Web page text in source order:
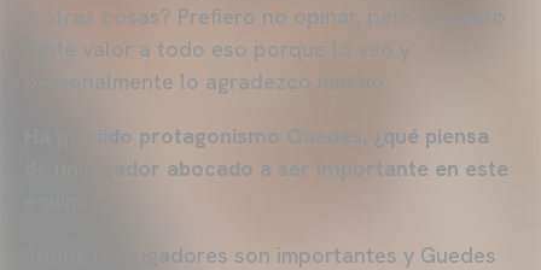
a otras cosas? Prefiero no opinar, pero sí quiero
darle valor a todo eso porque lo veo y
personalmente lo agradezco mucho.
Ha perdido protagonismo Guedes, ¿qué piensa
de un jugador abocado a ser importante en este
Todos los jugadores son importantes y Guedes